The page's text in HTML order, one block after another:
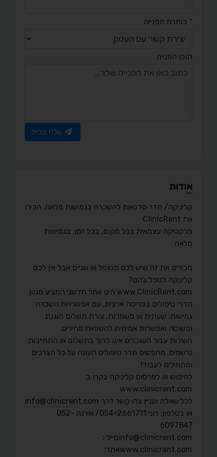
* כותרת הפנייה
תוכן הפנייה
שלח פנייה
אודות
קליניקה/ חדר סדנאות להשכרה בגמישות מלאה, הכירו
את ClinicRent
פרקטיקה עצמאית בכל מקום, בכל זמן, בגמישות
מלאה
מכירים את זה שיש לכם מטופל או שניים אבל אין לכם
קליניקה לטפל בהם?
www.ClinicRent.com הינו אתר חדשני המציע מגוון
חדרי טיפולים בפריסה ארצית, עם אפשרויות השכרה
גמישות: שעתית או משמרות, צורת תשלום הוגנת
ופשוטה ואפשרות אמיתית להשוואת מחירים.
השירות עבור השוכרים אינו כרוך בתשלום או התחייבות:
נרשמים, מחפשים חדר טיפולים העונה על כל הצרכים
ומתחילים לעבוד!
לחיפוש או לפרסום קליניקה בקרו ב
www.clinicrent.com
לכל שאלה ועניין צרו קשר דרך info@clinicrent.com
או בטלפון: רוני 054-2661711/ אירנה 052-
6097847
info@clinicrent.comמייל :
www.clinicrent.comאתר: